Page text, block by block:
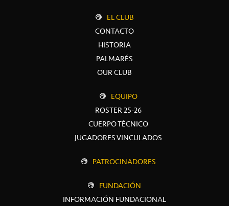
EL CLUB
CONTACTO
HISTORIA
PALMARÉS
OUR CLUB
EQUIPO
ROSTER 25-26
CUERPO TÉCNICO
JUGADORES VINCULADOS
PATROCINADORES
FUNDACIÓN
INFORMACIÓN FUNDACIONAL